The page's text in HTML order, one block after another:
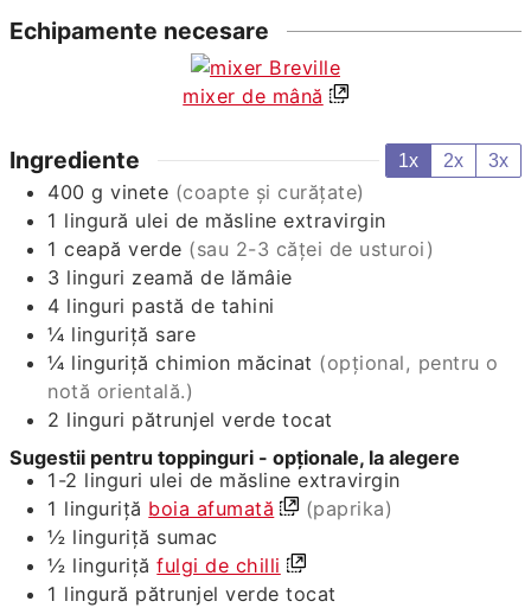
Echipamente necesare
mixer de mână
Ingrediente 1x 2x 3x
400 g vinete (coapte și curățate)
1 lingură ulei de măsline extravirgin
1 ceapă verde (sau 2-3 căței de usturoi)
3 linguri zeamă de lămâie
4 linguri pastă de tahini
¼ linguriță sare
¼ linguriță chimion măcinat (opțional, pentru o
notă orientală.)
2 linguri pătrunjel verde tocat
Sugestii pentru toppinguri - opționale, la alegere
1-2 linguri ulei de măsline extravirgin
1 linguriță boia afumată
(paprika)
½ linguriță sumac
½ linguriță fulgi de chilli
1 lingură pătrunjel verde tocat